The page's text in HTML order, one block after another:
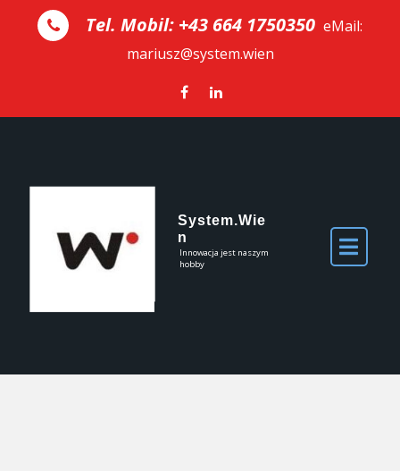
Skip to the content
Tel. Mobil: +43 664 1750350 eMail:
mariusz@system.wien
System.Wie
n
Innowacja jest naszym
hobby